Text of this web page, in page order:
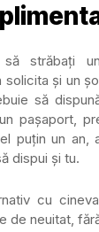
să străbați
solicita și un
să
pașaport,
puțin un an,
dispui și tu.
cu
de neuitat,